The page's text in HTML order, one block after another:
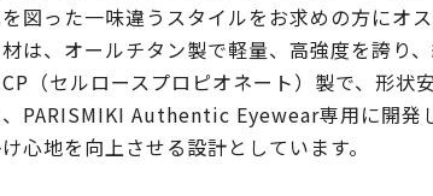
図った一味違うスタイルをお求めの方にオス
は、オールチタン製で軽量、高強度を誇り
（セルロースプロピオネート）製で、形
PARISMIKI Authentic Eyewear専用に開発
心地を向上させる設計としています。